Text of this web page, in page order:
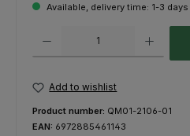
Available, delivery time: 1-3 days
Add to wishlist
Product number: QM01-2106-01
EAN: 6972885461143